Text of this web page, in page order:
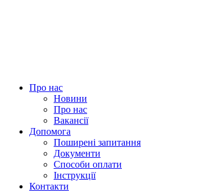
Про нас
Новини
Про нас
Вакансії
Допомога
Поширені запитання
Документи
Способи оплати
Інструкції
Контакти